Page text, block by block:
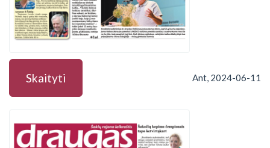
Skaityti Ant, 2024-06-11